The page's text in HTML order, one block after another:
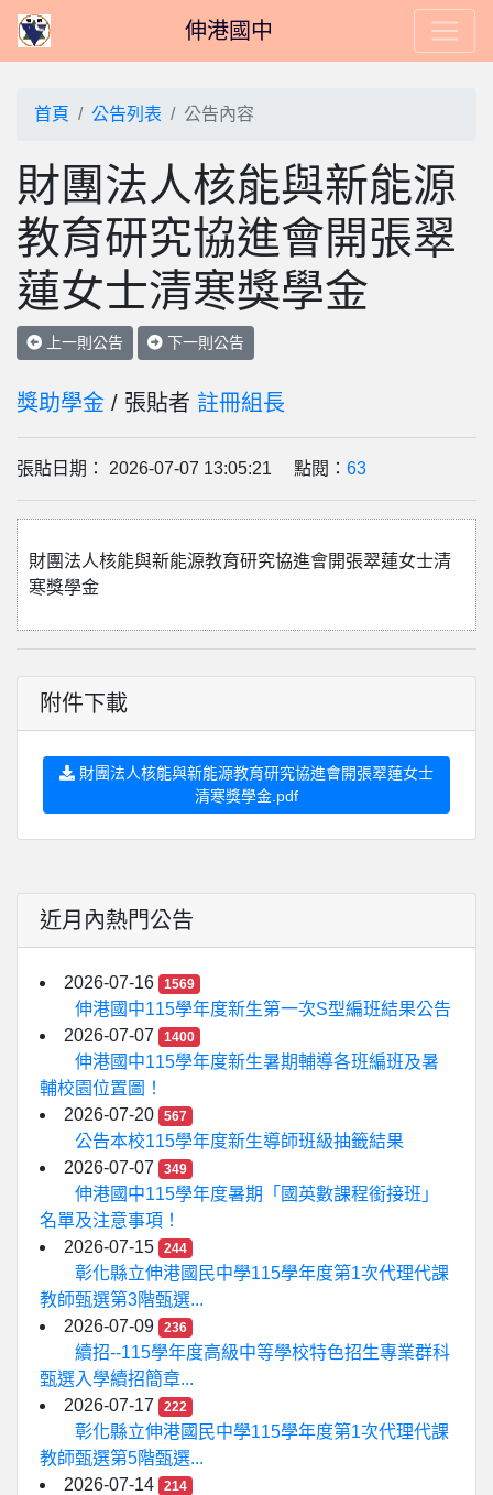
伸港國中
首頁 公告列表 公告內容
財團法人核能與新能源
教育研究協進會開張翠
蓮女士清寒獎學金
上一則公告 下一則公告
獎助學金 / 張貼者 註冊組長
張貼日期： 2026-07-07 13:05:21 點閱： 63
財團法人核能與新能源教育研究協進會開張翠蓮女士清
寒獎學金
附件下載
財團法人核能與新能源教育研究協進會開張翠蓮女士
清寒獎學金.pdf
近月內熱門公告
2026-07-16 1569
伸港國中115學年度新生第一次S型編班結果公告
2026-07-07
1400
伸港國中115學年度新生暑期輔導各班編班及暑
輔校園位置圖！
2026-07-20
567
公告本校115學年度新生導師班級抽籤結果
2026-07-07
349
伸港國中115學年度暑期「國英數課程銜接班」
名單及注意事項！
2026-07-15
244
彰化縣立伸港國民中學115學年度第1次代理代課
教師甄選第3階甄選...
2026-07-09
236
續招--115學年度高級中等學校特色招生專業群科
甄選入學續招簡章...
2026-07-17
222
彰化縣立伸港國民中學115學年度第1次代理代課
教師甄選第5階甄選...
2026-07-14
214